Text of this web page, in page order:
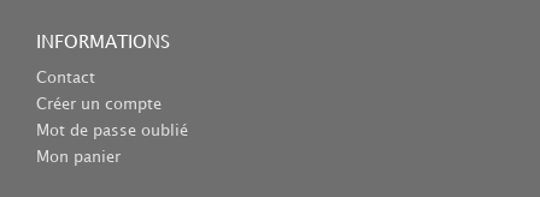
INFORMATIONS
Contact
Créer un compte
Mot de passe oublié
Mon panier